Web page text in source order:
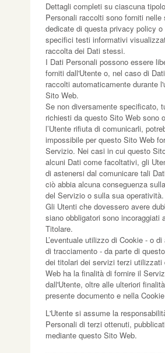
Dettagli completi su ciascuna
Personali raccolti sono forniti nelle
dedicate di questa privacy policy o
specifici testi informativi
raccolta dei Dati stessi.
I Dati Personali possono essere
forniti dall'Utente o, nel caso di
raccolti automaticamente durante
Sito Web.
Se non diversamente specificato,
richiesti da questo Sito Web sono
l’Utente rifiuta di comunicarli,
impossibile per questo Sito Web
Servizio. Nei casi in cui questo
alcuni Dati come facoltativi, gli
di astenersi dal comunicare tali
ciò abbia alcuna conseguenza
del Servizio o sulla sua operatività.
Gli Utenti che dovessero avere
siano obbligatori sono incoraggiati
Titolare.
L’eventuale utilizzo di Cookie - o
di tracciamento - da parte di
dei titolari dei servizi terzi utilizzati
Web ha la finalità di fornire il
dall'Utente, oltre alle ulteriori
presente documento e nella
L'Utente si assume la
Personali di terzi ottenuti,
mediante questo Sito Web.